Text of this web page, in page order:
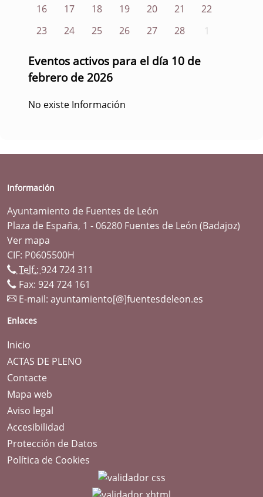
16
17 18 19 20 21
22
23
24 25 26 27 28 1
Eventos activos para el día 10 de
febrero de 2026
No existe Información
Información
Ayuntamiento de Fuentes de León
Plaza de España, 1 - 06280 Fuentes de León (Badajoz)
Ver mapa
CIF: P0605500H
Telf.: 924 724 311
Fax: 924 724 161
E-mail: ayuntamiento[@]fuentesdeleon.es
Enlaces
Inicio
ACTAS DE PLENO
Contacte
Mapa web
Aviso legal
Accesibilidad
Protección de Datos
Política de Cookies